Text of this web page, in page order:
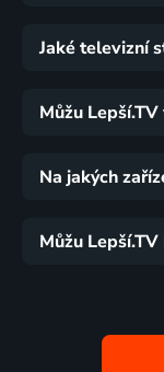
Jaké televizní
Můžu
Na jakých
Můžu